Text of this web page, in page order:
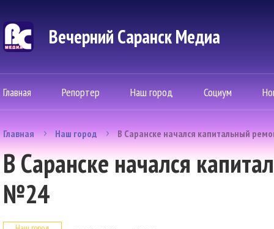
Вечерний Саранск Mедиа
Главная Репортер Наш город Социум
Главная Наш город В Саранске начался капитальный
В Саранске начался
№24